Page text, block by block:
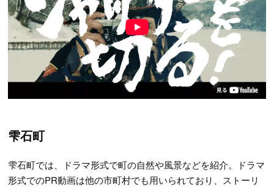
雫石町
雫石町では、ドラマ形式で町の自然や風景などを紹介。ドラマ
形式でのPR動画は他の市町村でも用いられており、ストーリ